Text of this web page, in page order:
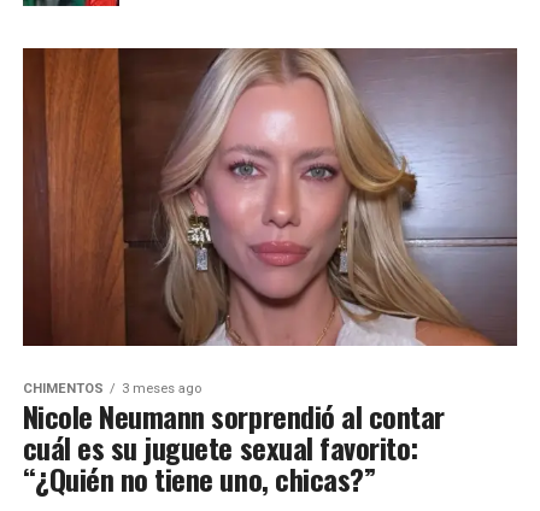
CHIMENTOS 3 meses ago
Nicole Neumann sorprendió al contar
cuál es su juguete sexual favorito:
“¿Quién no tiene uno, chicas?”